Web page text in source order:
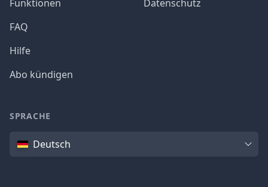
Funktionen
FAQ
Hilfe
Abo kündigen
Datenschutz
SPRACHE
SpracheDeutsch